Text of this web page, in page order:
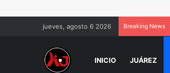
jueves, agosto 6 2026 Breaking News
INICIO JUÁREZ